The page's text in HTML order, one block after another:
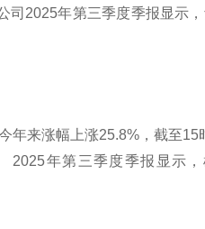
司2025年第三季度季报显示
年来涨幅上涨25.8%，截至
2025年第三季度季报显示